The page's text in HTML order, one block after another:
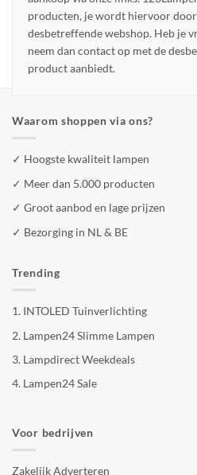
producten, je wordt hiervoor
desbetreffende webshop. Heb je
neem dan contact op met de
product aanbiedt.
Waarom shoppen via ons?
✓ Hoogste kwaliteit lampen
✓ Meer dan 5.000 producten
✓ Groot aanbod en lage prijzen
✓ Bezorging in NL & BE
Trending
1. INTOLED Tuinverlichting
2. Lampen24 Slimme Lampen
3. Lampdirect Weekdeals
4. Lampen24 Sale
Voor bedrijven
Zakelijk Adverteren